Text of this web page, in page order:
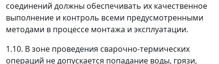
соединений должны обеспечивать их качественное
выполнение и контроль всеми предусмотренными
методами в процессе монтажа и эксплуатации.
1.10. В зоне проведения сварочно-термических
операций не допускается попадание воды, грязи,